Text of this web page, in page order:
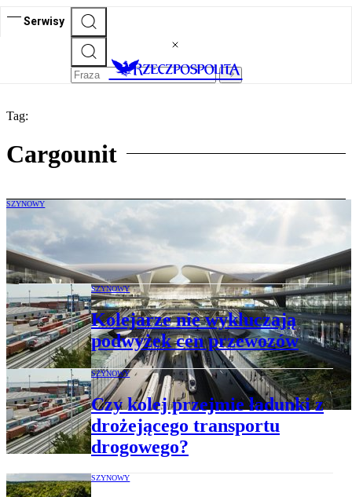
Serwisy
Tag:
Cargounit
SZYNOWY
Czy taborowa spółka CPK ma sens?
SZYNOWY
Kolejarze nie wykluczają
podwyżek cen przewozów
SZYNOWY
Czy kolej przejmie ładunki z
drożejącego transportu
drogowego?
SZYNOWY